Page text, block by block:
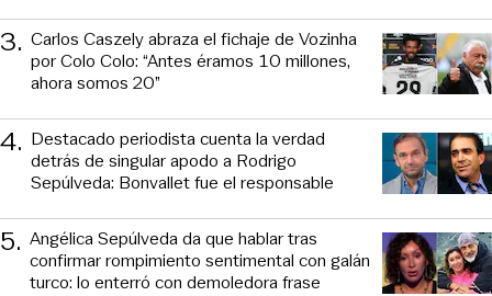
3. Carlos Caszely abraza el fichaje de Vozinha
por Colo Colo: “Antes éramos 10 millones,
ahora somos 20”
4. Destacado periodista cuenta la verdad
detrás de singular apodo a Rodrigo
Sepúlveda: Bonvallet fue el responsable
5. Angélica Sepúlveda da que hablar tras
confirmar rompimiento sentimental con galán
turco: lo enterró con demoledora frase